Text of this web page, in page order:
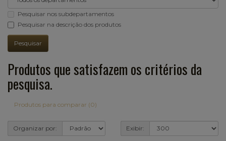
Pesquisar nos subdepartamentos
Pesquisar na descrição dos produtos
Produtos que satisfazem os critérios da
pesquisa.
Produtos para comparar (0)
Organizar por: Exibir: